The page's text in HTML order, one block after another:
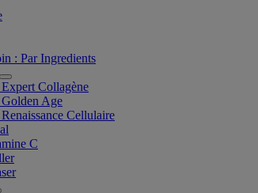
: Par Ingredients
Collagène
Age
Cellulaire
C